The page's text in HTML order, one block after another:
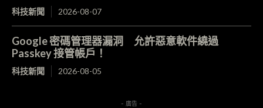
科技新聞 2026-08-07
Google 密碼管理器漏洞 允許惡意軟件繞過
Passkey 接管帳戶！
科技新聞 2026-08-05
- 廣告 -